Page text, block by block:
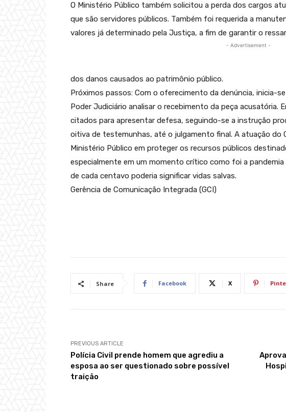
O Ministério Público também solicitou a perda dos cargos
que são servidores públicos. Também foi requerida a
valores já determinado pela Justiça, a fim de garantir o
- Advertisement -
dos danos causados ao patrimônio público.
Próximos passos: Com o oferecimento da denúncia, inicia-
Poder Judiciário analisar o recebimento da peça acusatória.
citados para apresentar defesa, seguindo-se a instrução
oitiva de testemunhas, até o julgamento final. A atuação do
Ministério Público em proteger os recursos públicos
especialmente em um momento crítico como foi a
de cada centavo poderia significar vidas salvas.
Gerência de Comunicação Integrada (GCI)
Share Facebook X
PREVIOUS ARTICLE
Polícia Civil prende homem que agrediu a
esposa ao ser questionado sobre possível
traição